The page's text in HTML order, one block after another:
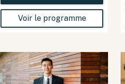
Voir le programme